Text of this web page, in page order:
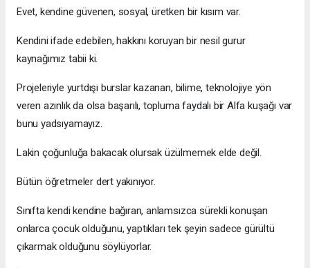
Evet, kendine güvenen, sosyal, üretken bir kısım var.
Kendini ifade edebilen, hakkını koruyan bir nesil gurur
kaynağımız tabii ki.
Projeleriyle yurtdışı burslar kazanan, bilime, teknolojiye yön
veren azınlık da olsa başarılı, topluma faydalı bir Alfa kuşağı var
bunu yadsıyamayız.
Lakin çoğunluğa bakacak olursak üzülmemek elde değil.
Bütün öğretmeler dert yakınıyor.
Sınıfta kendi kendine bağıran, anlamsızca sürekli konuşan
onlarca çocuk olduğunu, yaptıkları tek şeyin sadece gürültü
çıkarmak olduğunu söylüyorlar.